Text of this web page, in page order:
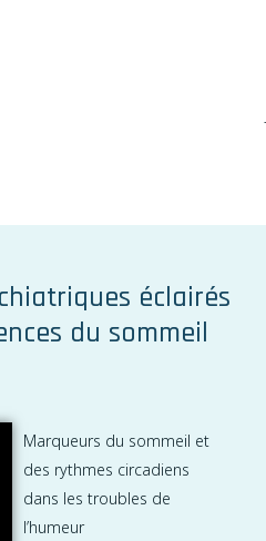
éclairés
du sommeil
Marqueurs du sommeil et
des rythmes circadiens
dans les troubles de
l’humeur